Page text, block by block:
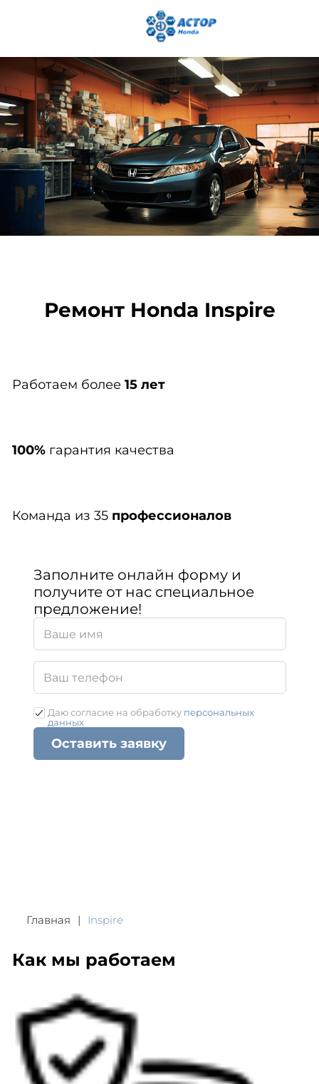
Ремонт Honda Inspire
Работаем более 15 лет
100%гарантия качества
Команда из 35 профессионалов
Заполните онлайн форму и
получите от нас специальное
предложение!
Даю согласие на обработку персональных
данных
Оставить заявку
Главная Inspire
Как мы работаем